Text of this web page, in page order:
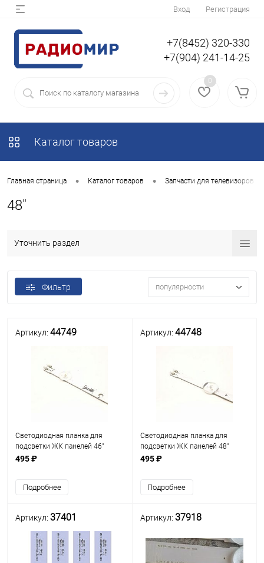
Вход Регистрация
+7(8452) 320-330
+7(904) 241-14-25
0
Каталог товаров
Главная страница • Каталог товаров • Запчасти для телевизоров
48"
Уточнить раздел
Фильтр популярности
Артикул: 44749
Светодиодная планка для
подсветки ЖК панелей 46"
(5линз) LUMENS D3GE-460SMB-
495 ₽
Подробнее
Артикул: 44748
Светодиодная планка для
подсветки ЖК панелей 48"
(4линзы) V5DN-480SMB-R3
495 ₽
Подробнее
Артикул: 37401 Артикул: 37918